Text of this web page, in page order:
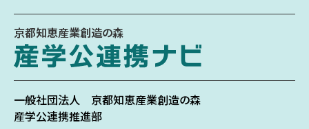
京都知恵産業創造の森
一般社団法人 京都知恵産業創造の森
産学公連携推進部